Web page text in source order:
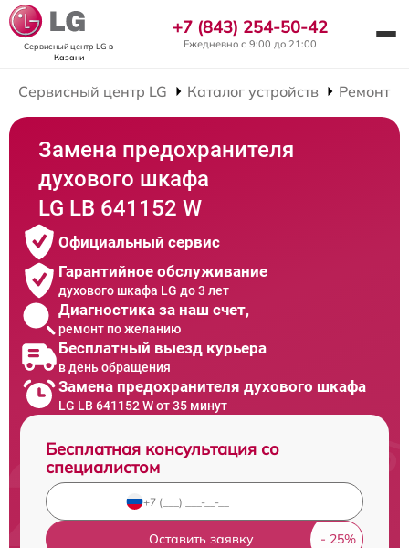
Сервисный центр LG в
Казани
+7 (843) 254-50-42
Ежедневно с 9:00 до 21:00
Сервисный центр LG Каталог устройств Ремонт
Замена предохранителя
духового шкафа
LG LB 641152 W
Официальный сервис
Гарантийное обслуживание
духового шкафа LG до 3 лет
Диагностика за наш счет,
ремонт по желанию
Бесплатный выезд курьера
в день обращения
Замена предохранителя духового шкафа
LG LB 641152 W от 35 минут
Бесплатная консультация со
специалистом
Оставить заявку